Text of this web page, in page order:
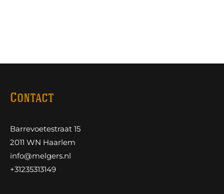
Contact
Barrevoetestraat 15
2011 WN Haarlem
info@melgers.nl
+31235313149